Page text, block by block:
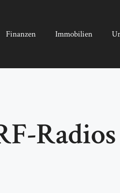
Finanzen Immobilien